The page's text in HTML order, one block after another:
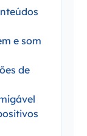
e som
de